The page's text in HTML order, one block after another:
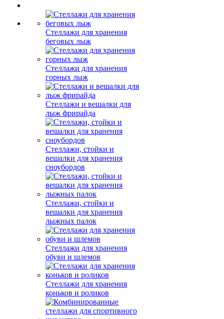
Стеллажи для хранения
беговых лыж
Стеллажи для хранения
горных лыж
Стеллажи и вешалки для
лыж фрирайда
Стеллажи, стойки и
вешалки для хранения
сноубордов
Стеллажи, стойки и
вешалки для хранения
лыжных палок
Стеллажи для хранения
обуви и шлемов
Стеллажи для хранения
коньков и роликов